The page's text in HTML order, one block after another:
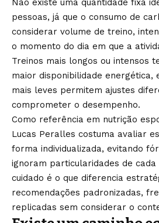
pessoas, já que o consumo de
considerar volume de treino,
o momento do dia em que a
Treinos mais longos ou intensos
maior disponibilidade energética,
mais leves permitem ajustes
comprometer o desempenho.
Como referência em nutrição
Lucas Peralles costuma avaliar
forma individualizada, evitando
ignoram particularidades de cada
cuidado é o que diferencia
recomendações padronizadas,
replicadas sem considerar o